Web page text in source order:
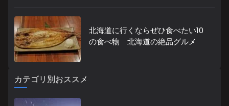
北海道に行くならぜひ食べたい10
の食べ物 北海道の絶品グルメ
カテゴリ別おススメ